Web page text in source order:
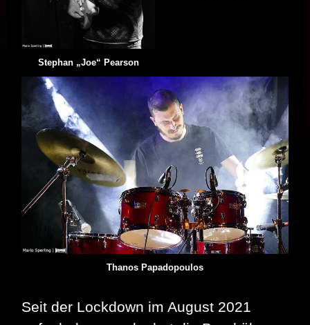
Stephan „Joe“ Pearson
Thanos Papadopoulos
Seit der Lockdown im August 2021